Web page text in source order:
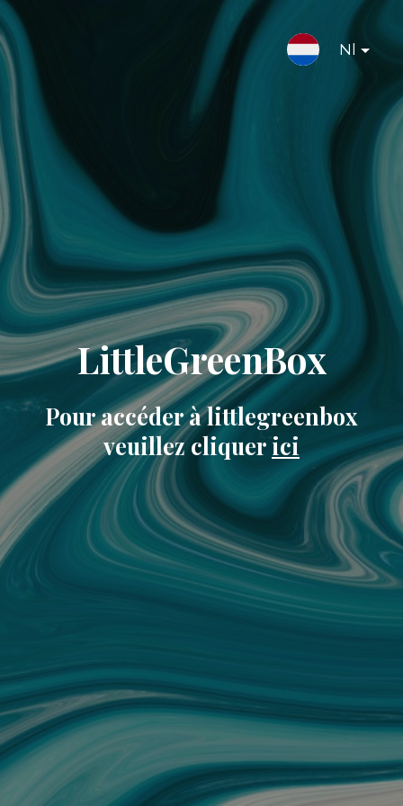
Nl
LittleGreenBox
Pour accéder à littlegreenbox
veuillez cliquer ici